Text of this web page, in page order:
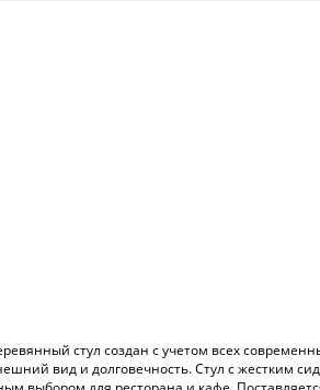
стул создан с учетом всех
вид и долговечность. Стул с жестким